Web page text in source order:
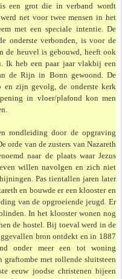
een grot die in verband wordt
net voor twee mensen in het
met een speciale intentie. De
onderste verbonden, is voor de
de heuvel is gebouwd, heeft ook
Ik heb een paar jaar vlakbij een
de Rijn in Bonn gewoond. De
en zijn gevolg, de onderste kerk
in vloer/plafond kon men
rondleiding door de opgraving
orde van de zusters van Nazareth
naar de plaats waar Jezus
willen navolgen en zich niet
Pas tientallen jaren later
en bouwde er een klooster en
van de opgroeiende jeugd. Er
In het klooster wonen nog
de hostel. Bij toeval werd in de
bron ontdekt en in 1887
onder meer een tot woning
graftombe met rollende sluitsteen
eeuw joodse christenen bijeen